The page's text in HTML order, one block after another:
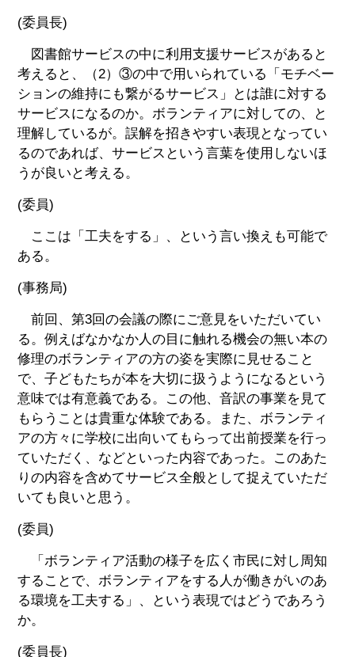
(委員長)
図書館サービスの中に利用支援サービスがあると
考えると、（2）③の中で用いられている「モチベー
ションの維持にも繋がるサービス」とは誰に対する
サービスになるのか。ボランティアに対しての、と
理解しているが。誤解を招きやすい表現となってい
るのであれば、サービスという言葉を使用しないほ
うが良いと考える。
(委員)
ここは「工夫をする」、という言い換えも可能で
ある。
(事務局)
前回、第3回の会議の際にご意見をいただいてい
る。例えばなかなか人の目に触れる機会の無い本の
修理のボランティアの方の姿を実際に見せること
で、子どもたちが本を大切に扱うようになるという
意味では有意義である。この他、音訳の事業を見て
もらうことは貴重な体験である。また、ボランティ
アの方々に学校に出向いてもらって出前授業を行っ
ていただく、などといった内容であった。このあた
りの内容を含めてサービス全般として捉えていただ
いても良いと思う。
(委員)
「ボランティア活動の様子を広く市民に対し周知
することで、ボランティアをする人が働きがいのあ
る環境を工夫する」、という表現ではどうであろう
か。
(委員長)